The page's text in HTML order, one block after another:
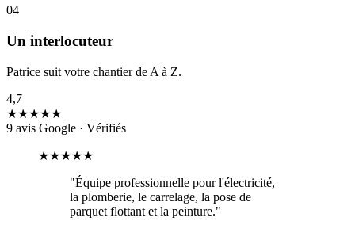
04
Un interlocuteur
Patrice suit votre chantier de A à Z.
4,7
★★★★★
9 avis Google · Vérifiés
★★★★★
"Équipe professionnelle pour l'électricité,
la plomberie, le carrelage, la pose de
parquet flottant et la peinture."